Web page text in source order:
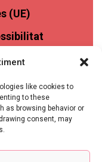
like cookies to
to these
as browsing behavior or
consent, may
(UE)